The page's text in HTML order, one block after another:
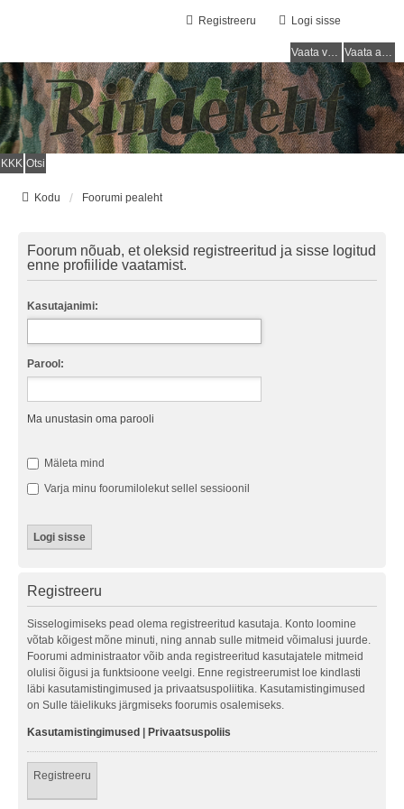
Logi sisse
Registreeru
Vaata vastamata teemasi Vaata aktiivseid teemasid
KKK Otsi
Kodu Foorumi pealeht
Foorum nõuab, et oleksid registreeritud ja sisse logitud
enne profiilide vaatamist.
Kasutajanimi:
Parool:
Ma unustasin oma parooli
Mäleta mind
Varja minu foorumilolekut sellel sessioonil
Registreeru
Sisselogimiseks pead olema registreeritud kasutaja. Konto loomine
võtab kõigest mõne minuti, ning annab sulle mitmeid võimalusi juurde.
Foorumi administraator võib anda registreeritud kasutajatele mitmeid
olulisi õigusi ja funktsioone veelgi. Enne registreerumist loe kindlasti
läbi kasutamistingimused ja privaatsuspoliitika. Kasutamistingimused
on Sulle täielikuks järgmiseks foorumis osalemiseks.
Kasutamistingimused Privaatsuspoliis
Registreeru